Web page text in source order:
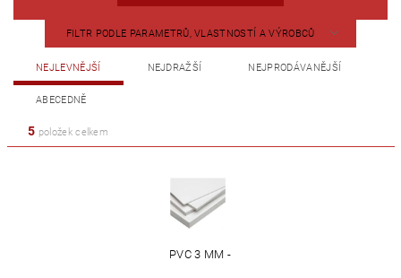
FILTR PODLE PARAMETRŮ, VLASTNOSTÍ A VÝROBCŮ
NEJLEVNĚJŠÍ NEJDRAŽŠÍ NEJPRODÁVANĚJŠÍ
ABECEDNĚ
5 položek celkem
PVC 3 MM -